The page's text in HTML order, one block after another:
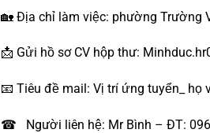
🏡 Địa chỉ làm việc: phường Trường
📩 Gửi hồ sơ CV hộp thư:
📧 Tiêu đề mail: Vị trí ứng tuyển_ họ
☎ Người liên hệ: Mr Bình – ĐT: